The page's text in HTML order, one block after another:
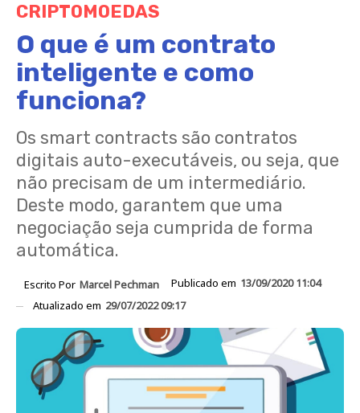
CRIPTOMOEDAS
O que é um contrato
inteligente e como
funciona?
Os smart contracts são contratos
digitais auto-executáveis, ou seja, que
não precisam de um intermediário.
Deste modo, garantem que uma
negociação seja cumprida de forma
automática.
Escrito Por Marcel Pechman Publicado em 13/09/2020 11:04
Atualizado em 29/07/2022 09:17